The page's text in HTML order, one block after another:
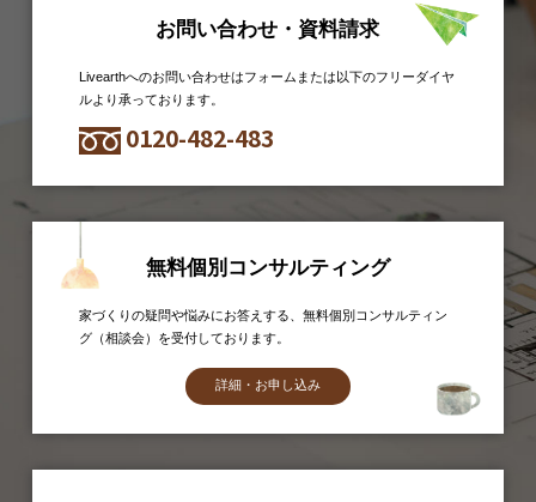
お問い合わせ・資料請求
Livearthへのお問い合わせはフォームまたは以下のフリーダイヤ
ルより承っております。
0120-482-483
無料個別コンサルティング
家づくりの疑問や悩みにお答えする、無料個別コンサルティン
グ（相談会）を受付しております。
詳細・お申し込み